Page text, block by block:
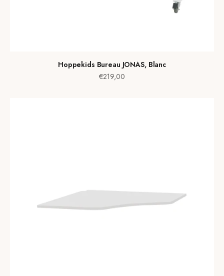
Hoppekids Bureau JONAS, Blanc
Prix de vente
€219,00